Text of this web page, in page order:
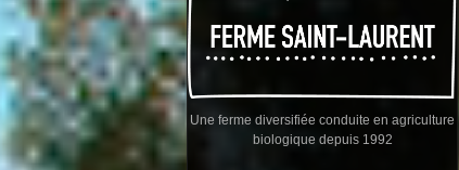
Une ferme diversifiée conduite en agriculture
biologique depuis 1992